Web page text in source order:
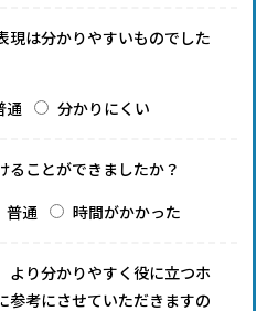
現は分かりやすいものでした
通 分かりにくい
ることができましたか？
普通 時間がかかった
り分かりやすく役に立つホ
参考にさせていただきますの